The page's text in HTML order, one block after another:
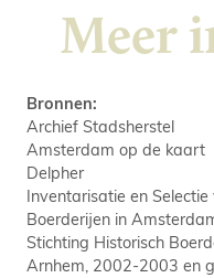
Meer
Bronnen:
Archief Stadsherstel
Amsterdam op de kaart
Delpher
Inventarisatie en
Boerderijen in
Stichting Historisch
Arnhem, 2002-2003 en